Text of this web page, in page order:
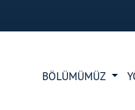
BÖLÜMÜMÜZ